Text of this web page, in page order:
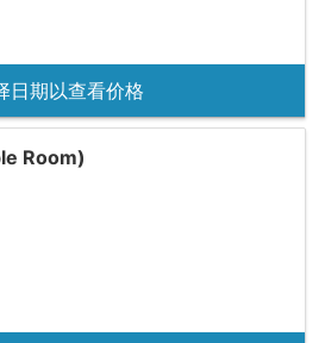
日期以查看价格
Room)